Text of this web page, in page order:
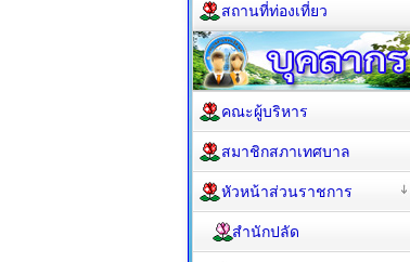
สถานที่ท่องเที่ยว
คณะผู้บริหาร
สมาชิกสภาเทศบาล
หัวหน้าส่วนราชการ
สำนักปลัด